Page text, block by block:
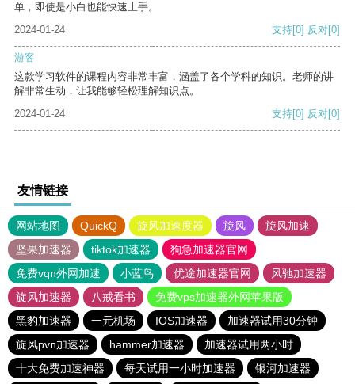
单，即使是小白也能快速上手。
2024-01-24
支持[0] 反对[0]
游客
这款学习软件的课程内容非常丰富，涵盖了各个学科的知识。老师的讲
解非常生动，让我能够轻松理解知识点。
2024-01-24
支持[0] 反对[0]
友情链接
网站地图 QuickQ 旋风加速度器 旋风
旋风加速
坚果加速器
tiktok加速器
狗急加速器官网
免费vqn外网加速
小蓝鸟 优途加速器官网
风驰加速器
旋风加速器
八戒看书
免费vps加速器外网苹果版
黑豹加速器
一元机场 IOS加速器
加速器试用30分钟
旋风pvn加速器
hammer加速器
加速器试用两小时
十大免费加速神器
每天试用一小时加速器 银河加速器